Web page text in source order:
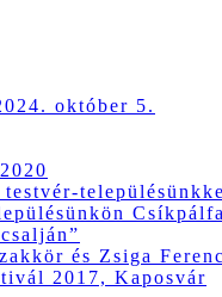
október 5.
testvér-
és Zsiga
2017, Kaposvár